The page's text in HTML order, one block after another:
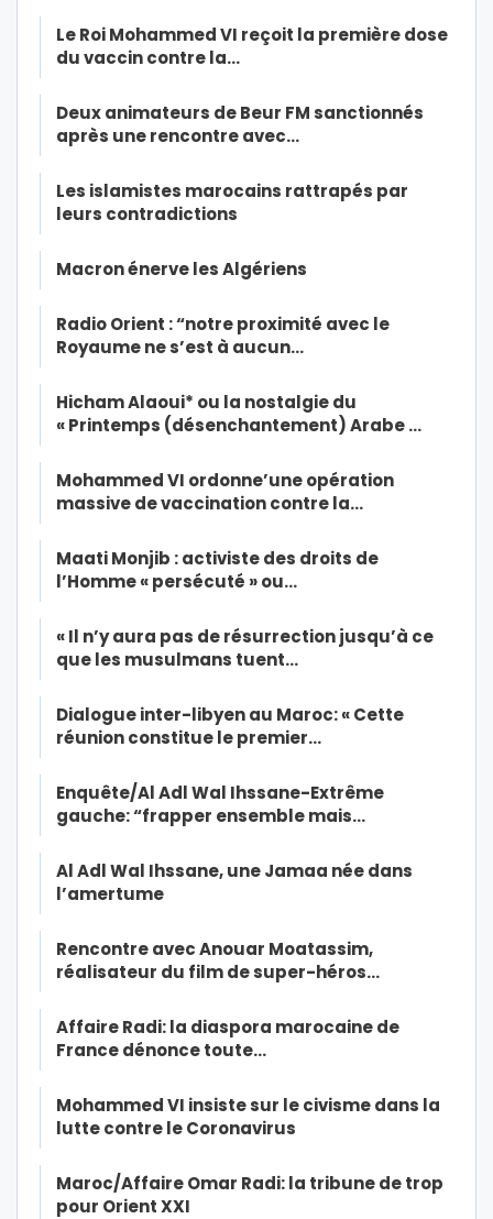
Le Roi Mohammed VI reçoit la première dose
du vaccin contre la…
Deux animateurs de Beur FM sanctionnés
après une rencontre avec…
Les islamistes marocains rattrapés par
leurs contradictions
Macron énerve les Algériens
Radio Orient : “notre proximité avec le
Royaume ne s’est à aucun…
Hicham Alaoui* ou la nostalgie du
« Printemps (désenchantement) Arabe …
Mohammed VI ordonne’une opération
massive de vaccination contre la…
Maati Monjib : activiste des droits de
l’Homme « persécuté » ou…
« Il n’y aura pas de résurrection jusqu’à ce
que les musulmans tuent…
Dialogue inter-libyen au Maroc: « Cette
réunion constitue le premier…
Enquête/Al Adl Wal Ihssane-Extrême
gauche: “frapper ensemble mais…
Al Adl Wal Ihssane, une Jamaa née dans
l’amertume
Rencontre avec Anouar Moatassim,
réalisateur du film de super-héros…
Affaire Radi: la diaspora marocaine de
France dénonce toute…
Mohammed VI insiste sur le civisme dans la
lutte contre le Coronavirus
Maroc/Affaire Omar Radi: la tribune de trop
pour Orient XXI